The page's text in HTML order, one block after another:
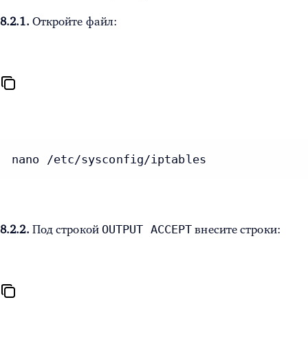
8.2.1. Откройте файл:
nano /etc/sysconfig/iptables
8.2.2. Под строкой OUTPUT ACCEPT внесите строки: